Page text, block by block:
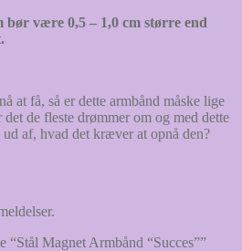
være 0,5 – 1,0 cm større end
at få, så er dette armbånd måske lige
det de fleste drømmer om og med dette
af, hvad det kræver at opnå den?
Magnet Armbånd “Succes””